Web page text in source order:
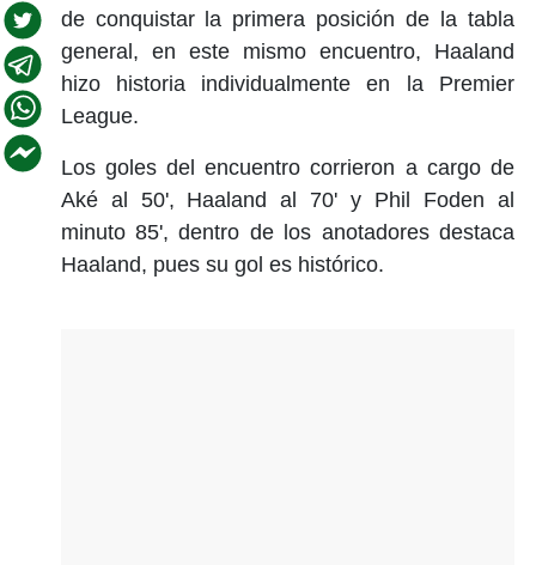
de conquistar la primera posición de la tabla
general, en este mismo encuentro, Haaland
hizo historia individualmente en la Premier
League.
Los goles del encuentro corrieron a cargo de
Aké al 50', Haaland al 70' y Phil Foden al
minuto 85', dentro de los anotadores destaca
Haaland, pues su gol es histórico.